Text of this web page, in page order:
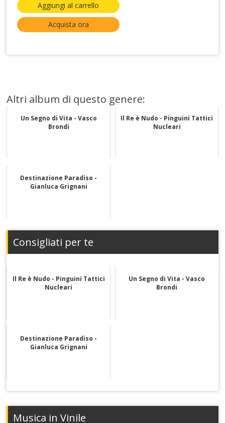
Aggiungi al carrello
Acquista ora
Altri album di questo genere:
Un Segno di Vita - Vasco
Brondi
Il Re è Nudo - Pinguini Tattici
Nucleari
Destinazione Paradiso -
Gianluca Grignani
Consigliati per te
Il Re è Nudo - Pinguini Tattici
Nucleari
Un Segno di Vita - Vasco
Brondi
Destinazione Paradiso -
Gianluca Grignani
Musica in Vinile